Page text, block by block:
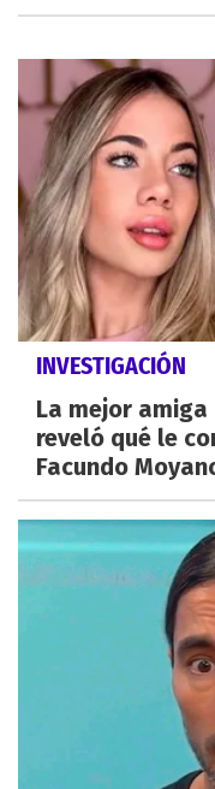
INVESTIGACIÓN
La mejor
reveló qué le
Facundo